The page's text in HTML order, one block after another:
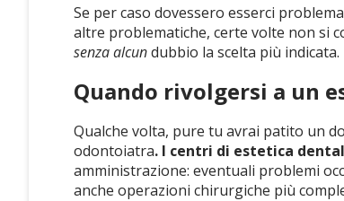
Se per caso dovessero esserci
altre problematiche, certe volte non si
senza alcundubbio la scelta più indicata.
Quando rivolgersi a un
Qualche volta, pure tu avrai patito un
odontoiatra. I centri di estetica
amministrazione: eventuali problemi
anche operazioni chirurgiche più